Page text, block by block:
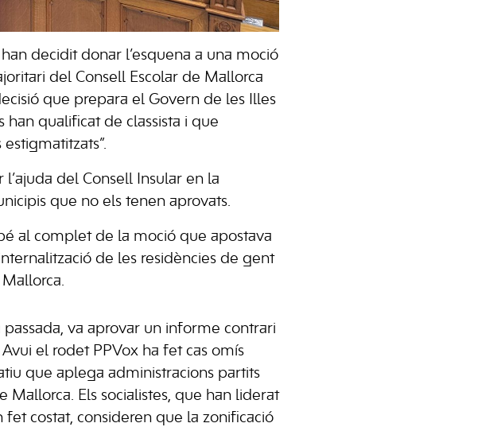
decidit donar l’esquena a una moció
del Consell Escolar de Mallorca
que prepara el Govern de les Illes
han qualificat de classista i que
del Consell Insular en la
que no els tenen aprovats.
al complet de la moció que apostava
de les residències de gent
va aprovar un informe contrari
el rodet PPVox ha fet cas omís
que aplega administracions partits
Els socialistes, que han liderat
fet costat, consideren que la zonificació